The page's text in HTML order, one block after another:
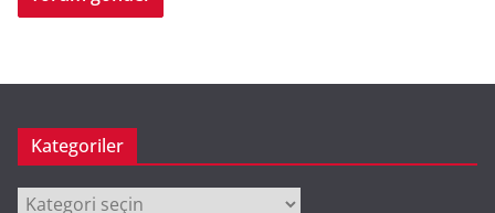
Kategoriler
Kategoriler